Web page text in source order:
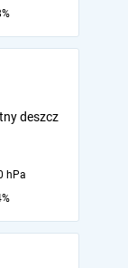
deszcz
hPa